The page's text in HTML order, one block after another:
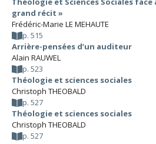
grand récit »
Frédéric-Marie LE MEHAUTE
p. 515
Arrière-pensées d’un auditeur
Alain RAUWEL
p. 523
Théologie et sciences sociales
Christoph THEOBALD
p. 527
Théologie et sciences sociales
Christoph THEOBALD
p. 527